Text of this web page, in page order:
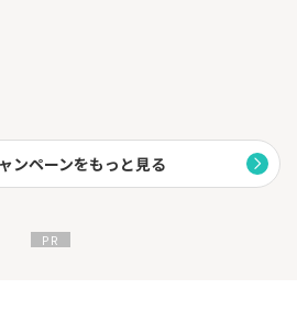
ンペーンをもっと見る